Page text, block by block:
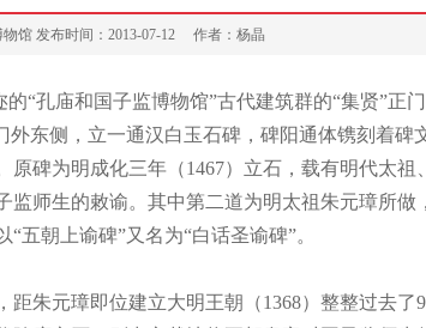
馆 发布时间：2013-07-12 作者：杨晶
的“孔庙和国子监博物馆”古代建筑群的“集贤”正
外东侧，立一通汉白玉石碑，碑阳通体镌刻着碑
原碑为明成化三年（1467）立石，载有明代太
监师生的敕谕。其中第二道为明太祖朱元璋所做
“五朝上谕碑”又名为“白话圣谕碑”。
朱元璋即位建立大明王朝（1368）整整过去了